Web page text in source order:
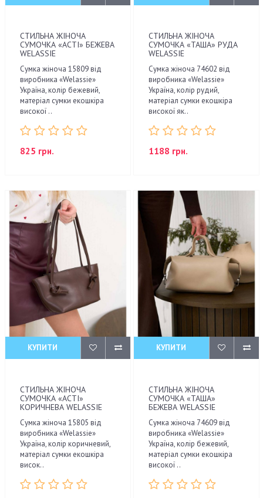
СТИЛЬНА ЖІНОЧА
СУМОЧКА «АСТІ» БЕЖЕВА
WELASSIE
Сумка жіноча 15809 від
виробника «Welassie»
Україна, колір бежевий,
матеріал сумки екошкіра
високої ..
825 грн.
СТИЛЬНА ЖІНОЧА
СУМОЧКА «ТАША» РУДА
WELASSIE
Сумка жіноча 74602 від
виробника «Welassie»
Україна, колір рудий,
матеріал сумки екошкіра
високої як..
1188 грн.
КУПИТИ
СТИЛЬНА ЖІНОЧА
СУМОЧКА «АСТІ»
КОРИЧНЕВА WELASSIE
Сумка жіноча 15805 від
виробника «Welassie»
Україна, колір коричневий,
матеріал сумки екошкіра
висок..
КУПИТИ
СТИЛЬНА ЖІНОЧА
СУМОЧКА «ТАША»
БЕЖЕВА WELASSIE
Сумка жіноча 74609 від
виробника «Welassie»
Україна, колір бежевий,
матеріал сумки екошкіра
високої ..